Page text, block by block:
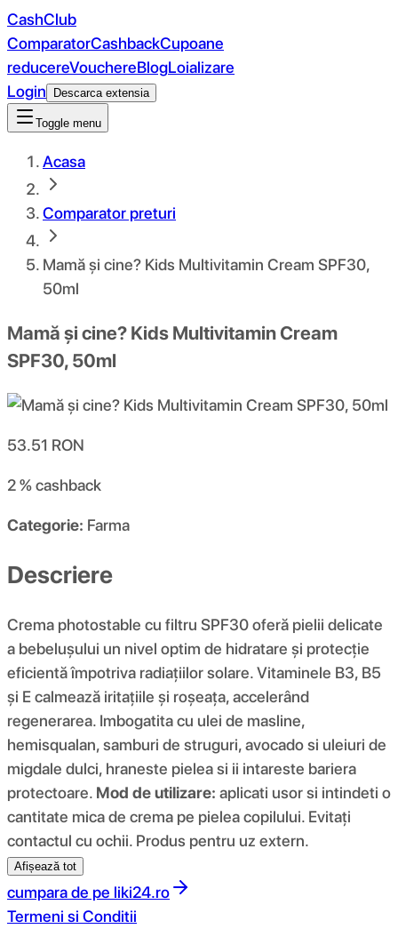
CashClub
ComparatorCashbackCupoane
reducereVouchereBlogLoializare
Login
Descarca extensia
Toggle menu
Acasa
Comparator preturi
Mamă și cine? Kids Multivitamin Cream SPF30,
50ml
Mamă și cine? Kids Multivitamin Cream
SPF30, 50ml
53.51 RON
2 %cashback
Categorie: Farma
Descriere
Crema photostable cu filtru SPF30 oferă pielii delicate
a bebelușului un nivel optim de hidratare și protecție
eficientă împotriva radiațiilor solare. Vitaminele B3, B5
și E calmează iritațiile și roșeața, accelerând
regenerarea. Imbogatita cu ulei de masline,
hemisqualan, samburi de struguri, avocado si uleiuri de
migdale dulci, hraneste pielea si ii intareste bariera
protectoare. Mod de utilizare: aplicati usor si intindeti o
cantitate mica de crema pe pielea copilului. Evitați
contactul cu ochii. Produs pentru uz extern.
Afișează tot
cumpara de pe liki24.ro
Termeni si Conditii